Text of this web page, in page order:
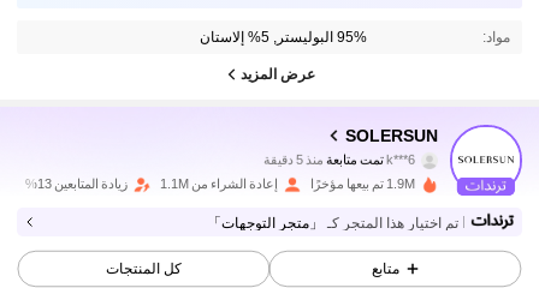
مواد: 95% البوليستر, 5% إلاستان
عرض المزيد
SOLERSUN
تتصفح
4.87
626K متابعون
4.87 626K متابعون
1.9M تم بيعها مؤخرًا إعادة الشراء من 1.1M زيادة المتابعين 13%
تم اختيار هذا المتجر كـ 「متجر التوجهات」
متابع كل المنتجات